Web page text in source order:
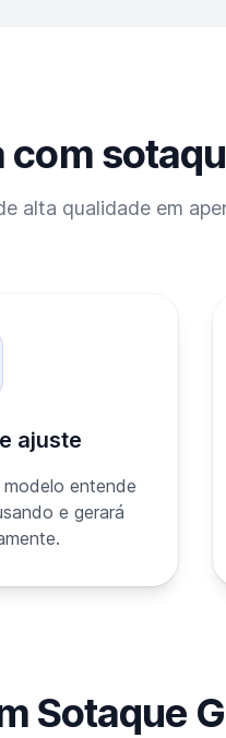
alta qualidade em
ajuste
entende
e gerará
Sotaque